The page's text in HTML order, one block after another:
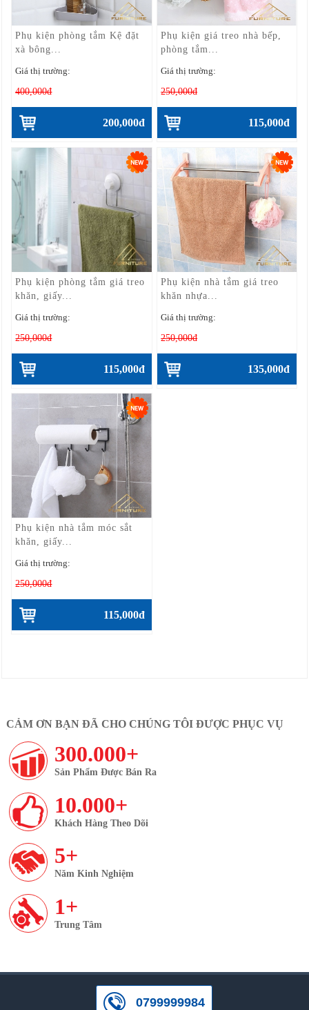
Phụ kiện phòng tắm Kệ đặt
xà bông...
Giá thị trường:
400,000đ
200,000đ
Phụ kiện giá treo nhà bếp,
phòng tắm...
Giá thị trường:
250,000đ
115,000đ
Phụ kiện phòng tắm giá treo
khăn, giấy...
Giá thị trường:
250,000đ
115,000đ
Phụ kiện nhà tắm giá treo
khăn nhựa...
Giá thị trường:
250,000đ
135,000đ
Phụ kiện nhà tắm móc sắt
khăn, giấy...
Giá thị trường:
250,000đ
115,000đ
CẢM ƠN BẠN ĐÃ CHO CHÚNG TÔI ĐƯỢC PHỤC VỤ
300.000+
Sản Phẩm Được Bán Ra
10.000+
Khách Hàng Theo Dõi
5+
Năm Kinh Nghiệm
1+
Trung Tâm
0799999984